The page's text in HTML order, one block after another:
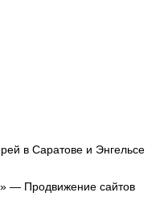
в Саратове и Энгельсе
» — Продвижение сайтов